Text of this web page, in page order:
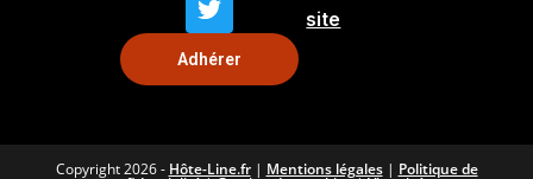
Adhérer
site
Copyright 2026 - Hôte-Line.fr| Mentions légales| Politique de